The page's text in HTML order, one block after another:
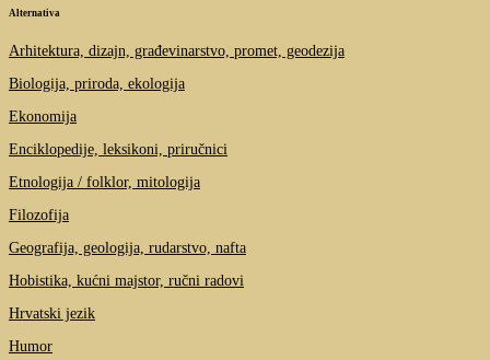
Alternativa
Arhitektura, dizajn, građevinarstvo, promet, geodezija
Biologija, priroda, ekologija
Ekonomija
Enciklopedije, leksikoni, priručnici
Etnologija / folklor, mitologija
Filozofija
Geografija, geologija, rudarstvo, nafta
Hobistika, kućni majstor, ručni radovi
Hrvatski jezik
Humor